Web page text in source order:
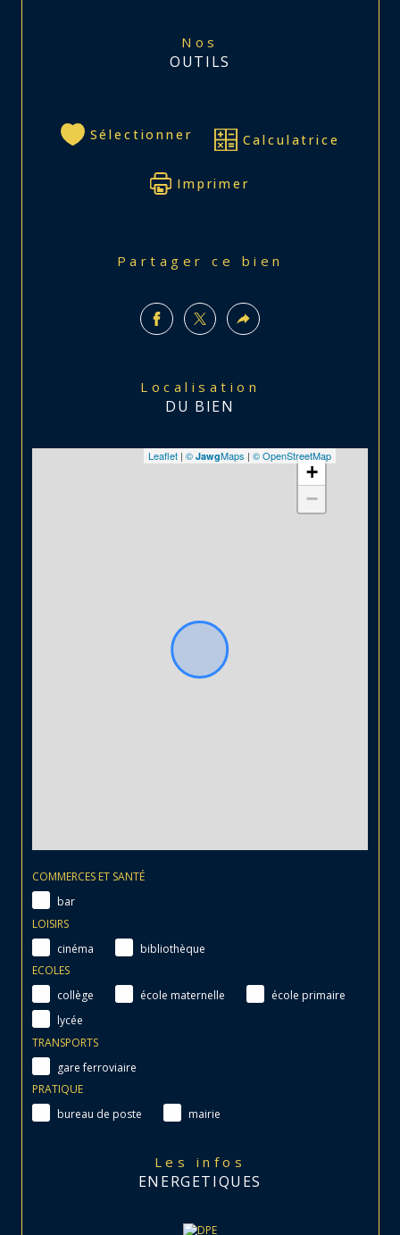
Nos
OUTILS
Sélectionner Calculatrice
Imprimer
Partager ce bien
Localisation
DU BIEN
+
−
Leaflet | © JawgMaps | © OpenStreetMap
COMMERCES ET SANTÉ
bar
LOISIRS
cinéma
bibliothèque
ECOLES
collège
école maternelle
école primaire
lycée
TRANSPORTS
gare ferroviaire
PRATIQUE
bureau de poste
mairie
Les infos
ENERGETIQUES